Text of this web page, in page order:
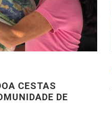
CESTAS
DE